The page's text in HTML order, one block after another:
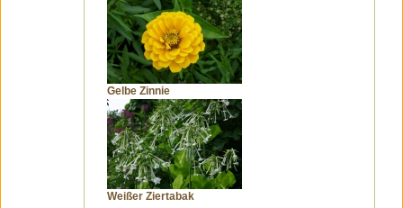
Gelbe Zinnie
Weißer Ziertabak